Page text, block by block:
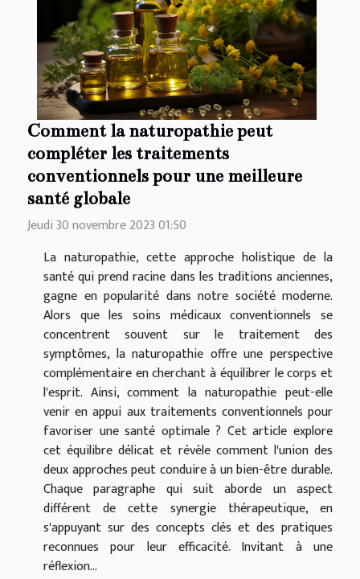
Comment la naturopathie peut
compléter les traitements
conventionnels pour une meilleure
santé globale
Jeudi 30 novembre 2023 01:50
La naturopathie, cette approche holistique de la
santé qui prend racine dans les traditions anciennes,
gagne en popularité dans notre société moderne.
Alors que les soins médicaux conventionnels se
concentrent souvent sur le traitement des
symptômes, la naturopathie offre une perspective
complémentaire en cherchant à équilibrer le corps et
l'esprit. Ainsi, comment la naturopathie peut-elle
venir en appui aux traitements conventionnels pour
favoriser une santé optimale ? Cet article explore
cet équilibre délicat et révèle comment l'union des
deux approches peut conduire à un bien-être durable.
Chaque paragraphe qui suit aborde un aspect
différent de cette synergie thérapeutique, en
s'appuyant sur des concepts clés et des pratiques
reconnues pour leur efficacité. Invitant à une
réflexion...